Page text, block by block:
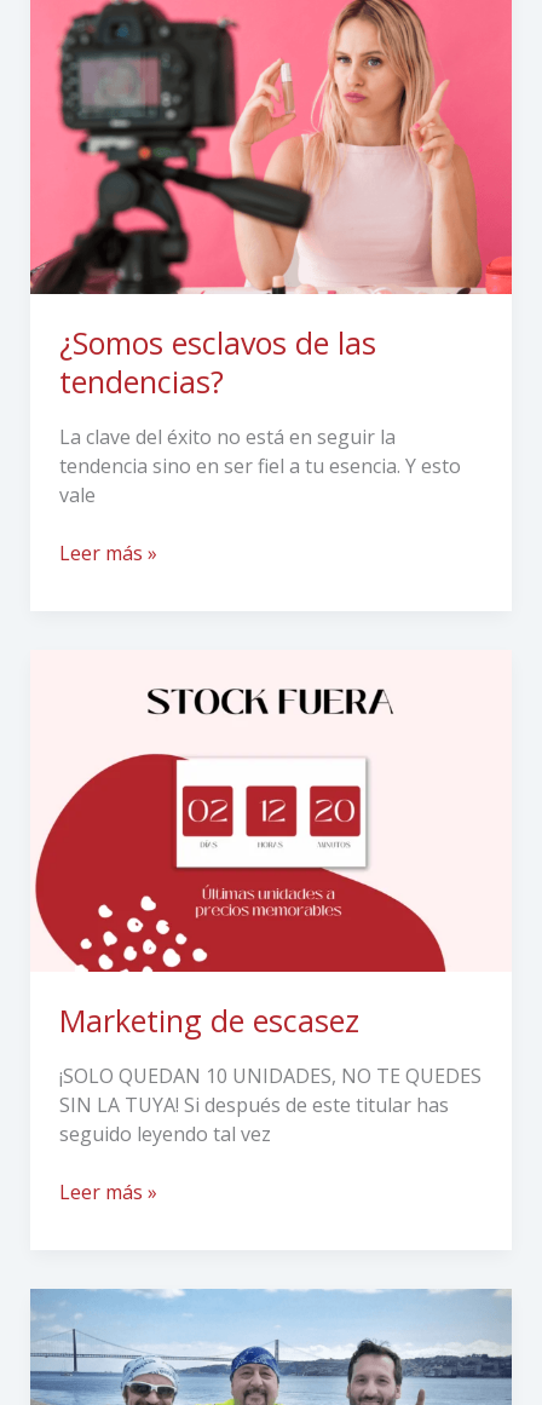
¿Somos esclavos de las
tendencias?
La clave del éxito no está en seguir la
tendencia sino en ser fiel a tu esencia. Y esto
vale
esclavos
de
las
tendencias?
Leer más »
Marketing de escasez
¡SOLO QUEDAN 10 UNIDADES, NO TE QUEDES
SIN LA TUYA! Si después de este titular has
seguido leyendo tal vez
Leer más »
Proyectos
apasionantes:
Endeavor
Maratones